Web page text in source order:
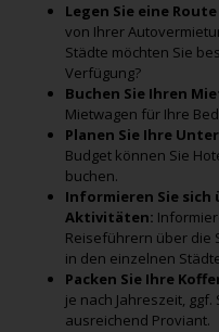
Legen Sie eine
von Ihrer
Städte möchten Sie
Verfügung?
Buchen Sie Ihren
Mietwagen für Ihre
Planen Sie Ihre
Budget können Sie
buchen.
Informieren Sie
Aktivitäten:
Reiseführern über die
in den einzelnen
Packen Sie Ihre
je nach Jahreszeit,
ausreichend Proviant.